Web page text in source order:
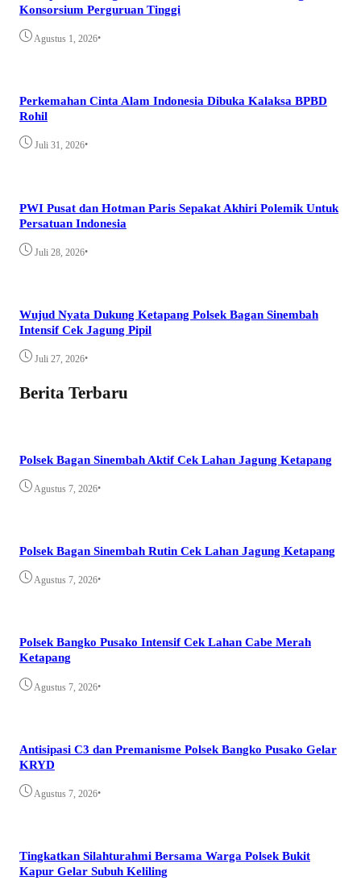
Konsorsium Perguruan Tinggi
Agustus 1, 2026•
Perkemahan Cinta Alam Indonesia Dibuka Kalaksa BPBD
Rohil
Juli 31, 2026•
PWI Pusat dan Hotman Paris Sepakat Akhiri Polemik Untuk
Persatuan Indonesia
Juli 28, 2026•
Wujud Nyata Dukung Ketapang Polsek Bagan Sinembah
Intensif Cek Jagung Pipil
Juli 27, 2026•
Berita Terbaru
Polsek Bagan Sinembah Aktif Cek Lahan Jagung Ketapang
Agustus 7, 2026•
Polsek Bagan Sinembah Rutin Cek Lahan Jagung Ketapang
Agustus 7, 2026•
Polsek Bangko Pusako Intensif Cek Lahan Cabe Merah
Ketapang
Agustus 7, 2026•
Antisipasi C3 dan Premanisme Polsek Bangko Pusako Gelar
KRYD
Agustus 7, 2026•
Tingkatkan Silahturahmi Bersama Warga Polsek Bukit
Kapur Gelar Subuh Keliling